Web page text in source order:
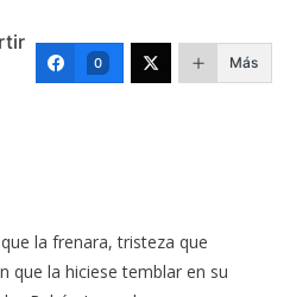
0 Más
la frenara, tristeza que
que la hiciese temblar en su